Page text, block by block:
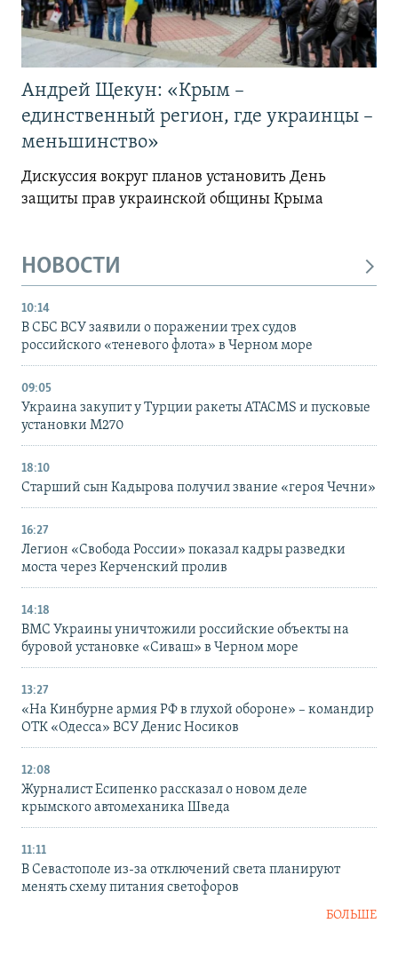
Андрей Щекун: «Крым –
единственный регион, где украинцы –
меньшинство»
Дискуссия вокруг планов установить День
защиты прав украинской общины Крыма
НОВОСТИ
10:14
В СБС ВСУ заявили о поражении трех судов
российского «теневого флота» в Черном море
09:05
Украина закупит у Турции ракеты ATACMS и пусковые
установки M270
18:10
Старший сын Кадырова получил звание «героя Чечни»
16:27
Легион «Свобода России» показал кадры разведки
моста через Керченский пролив
14:18
ВМС Украины уничтожили российские объекты на
буровой установке «Сиваш» в Черном море
13:27
«На Кинбурне армия РФ в глухой обороне» – командир
ОТК «Одесса» ВСУ Денис Носиков
12:08
Журналист Есипенко рассказал о новом деле
крымского автомеханика Шведа
11:11
В Севастополе из-за отключений света планируют
менять схему питания светофоров
БОЛЬШЕ